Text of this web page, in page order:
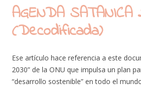
AGENDA SATANICA
(Decodificada)
Ese artículo hace referencia a este
2030” de la ONU que impulsa un plan
“desarrollo sostenible” en todo el